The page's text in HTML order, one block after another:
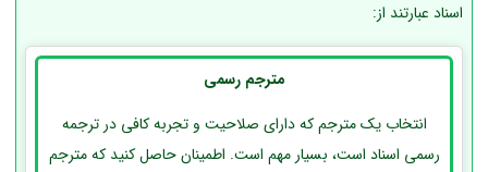
اسناد عبارتند از:
مترجم رسمی
انتخاب یک مترجم که دارای صلاحیت و تجربه کافی در ترجمه
رسمی اسناد است، بسیار مهم است. اطمینان حاصل کنید که مترجم